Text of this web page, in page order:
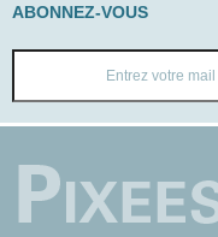
ABONNEZ-VOUS